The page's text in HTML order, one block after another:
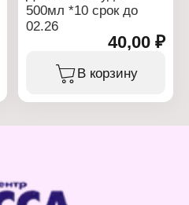
500мл *10 срок до
02.26
40,00 ₽
В корзину